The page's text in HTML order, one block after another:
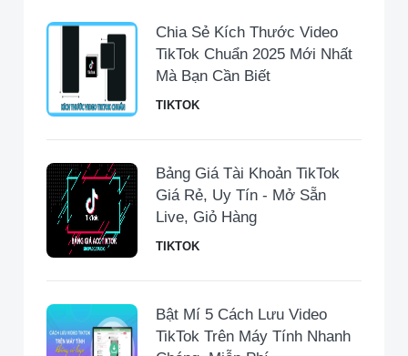
Chia Sẻ Kích Thước Video
TikTok Chuẩn 2025 Mới Nhất
Mà Bạn Cần Biết
TIKTOK
Bảng Giá Tài Khoản TikTok
Giá Rẻ, Uy Tín - Mở Sẵn
Live, Giỏ Hàng
TIKTOK
Bật Mí 5 Cách Lưu Video
TikTok Trên Máy Tính Nhanh